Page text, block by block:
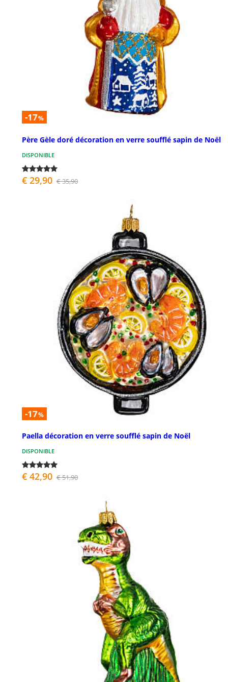
-17%
Père Gèle doré décoration en verre soufflé sapin de Noël
DISPONIBLE
€ 29,90 € 35,90
-17%
Paella décoration en verre soufflé sapin de Noël
DISPONIBLE
€ 42,90 € 51,90